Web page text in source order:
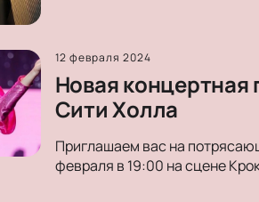
12 февраля 2024
Новая концертная
Сити Холла
Приглашаем вас на
февраля в 19:00 на сцене